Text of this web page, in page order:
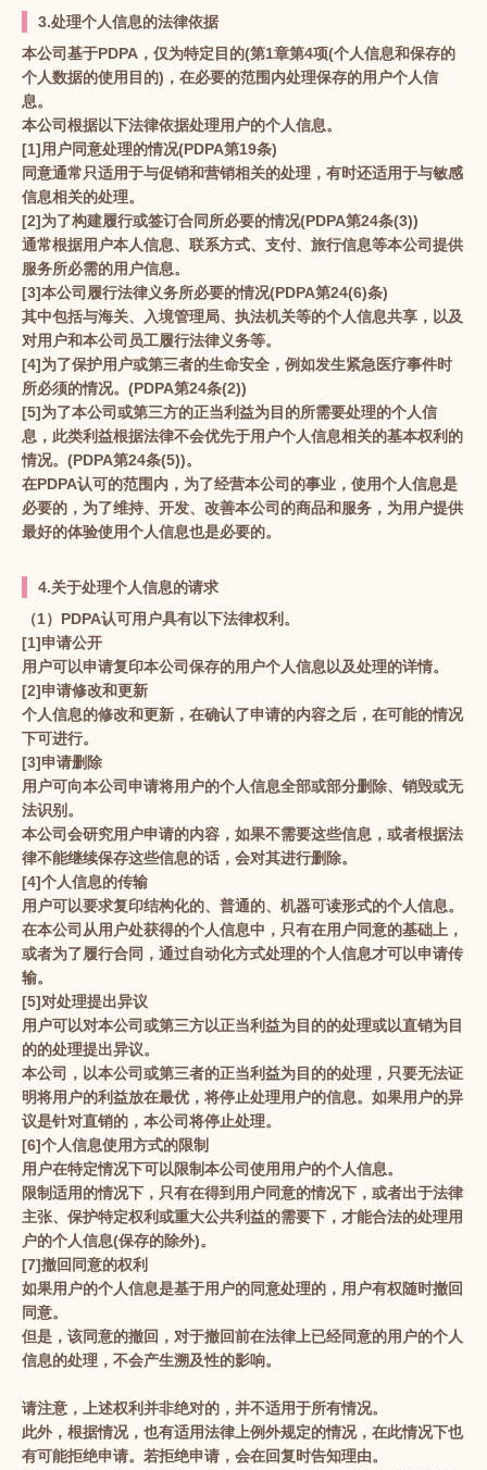
3.处理个人信息的法律依据
本公司基于PDPA，仅为特定目的(第1章第4项(个人信息和保存的
个人数据的使用目的)，在必要的范围内处理保存的用户个人信
息。
本公司根据以下法律依据处理用户的个人信息。
[1]用户同意处理的情况(PDPA第19条)
同意通常只适用于与促销和营销相关的处理，有时还适用于与敏感
信息相关的处理。
[2]为了构建履行或签订合同所必要的情况(PDPA第24条(3))
通常根据用户本人信息、联系方式、支付、旅行信息等本公司提供
服务所必需的用户信息。
[3]本公司履行法律义务所必要的情况(PDPA第24(6)条)
其中包括与海关、入境管理局、执法机关等的个人信息共享，以及
对用户和本公司员工履行法律义务等。
[4]为了保护用户或第三者的生命安全，例如发生紧急医疗事件时
所必须的情况。(PDPA第24条(2))
[5]为了本公司或第三方的正当利益为目的所需要处理的个人信
息，此类利益根据法律不会优先于用户个人信息相关的基本权利的
情况。(PDPA第24条(5))。
在PDPA认可的范围内，为了经营本公司的事业，使用个人信息是
必要的，为了维持、开发、改善本公司的商品和服务，为用户提供
最好的体验使用个人信息也是必要的。
4.关于处理个人信息的请求
（1）PDPA认可用户具有以下法律权利。
[1]申请公开
用户可以申请复印本公司保存的用户个人信息以及处理的详情。
[2]申请修改和更新
个人信息的修改和更新，在确认了申请的内容之后，在可能的情况
下可进行。
[3]申请删除
用户可向本公司申请将用户的个人信息全部或部分删除、销毁或无
法识别。
本公司会研究用户申请的内容，如果不需要这些信息，或者根据法
律不能继续保存这些信息的话，会对其进行删除。
[4]个人信息的传输
用户可以要求复印结构化的、普通的、机器可读形式的个人信息。
在本公司从用户处获得的个人信息中，只有在用户同意的基础上，
或者为了履行合同，通过自动化方式处理的个人信息才可以申请传
输。
[5]对处理提出异议
用户可以对本公司或第三方以正当利益为目的的处理或以直销为目
的的处理提出异议。
本公司，以本公司或第三者的正当利益为目的的处理，只要无法证
明将用户的利益放在最优，将停止处理用户的信息。如果用户的异
议是针对直销的，本公司将停止处理。
[6]个人信息使用方式的限制
用户在特定情况下可以限制本公司使用用户的个人信息。
限制适用的情况下，只有在得到用户同意的情况下，或者出于法律
主张、保护特定权利或重大公共利益的需要下，才能合法的处理用
户的个人信息(保存的除外)。
[7]撤回同意的权利
如果用户的个人信息是基于用户的同意处理的，用户有权随时撤回
同意。
但是，该同意的撤回，对于撤回前在法律上已经同意的用户的个人
信息的处理，不会产生溯及性的影响。
请注意，上述权利并非绝对的，并不适用于所有情况。
此外，根据情况，也有适用法律上例外规定的情况，在此情况下也
有可能拒绝申请。若拒绝申请，会在回复时告知理由。